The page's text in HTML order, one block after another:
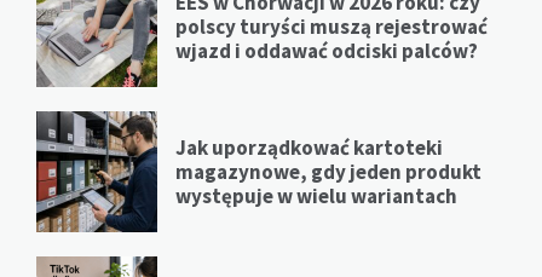
polscy turyści muszą rejestrować
wjazd i oddawać odciski palców?
Jak uporządkować kartoteki
magazynowe, gdy jeden produkt
występuje w wielu wariantach